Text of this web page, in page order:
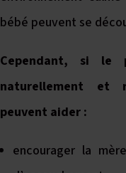
bébé peuvent se
Cependant, si le
naturellement et
peuvent aider :
encourager la